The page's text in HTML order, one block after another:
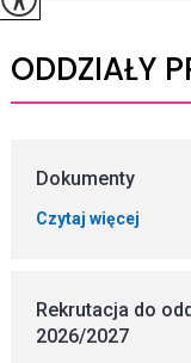
ODDZIAŁY
Dokumenty
Czytaj więcej
Rekrutacja do
2026/2027